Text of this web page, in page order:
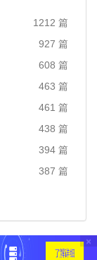
1212 篇
927 篇
608 篇
463 篇
461 篇
438 篇
394 篇
387 篇
×